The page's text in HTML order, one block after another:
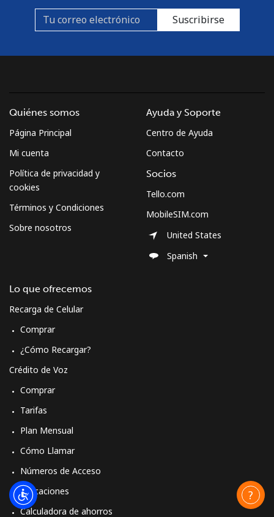
Suscribirse
Quiénes somos
Página Principal
Mi cuenta
Política de privacidad y
cookies
Términos y Condiciones
Sobre nosotros
Lo que ofrecemos
Recarga de Celular
Comprar
¿Cómo Recargar?
Crédito de Voz
Comprar
Tarifas
Plan Mensual
Cómo Llamar
Números de Acceso
Aplicaciones
Calculadora de ahorros
Ayuda y Soporte
Centro de Ayuda
Contacto
Socios
Tello.com
MobileSIM.com
United States
Spanish